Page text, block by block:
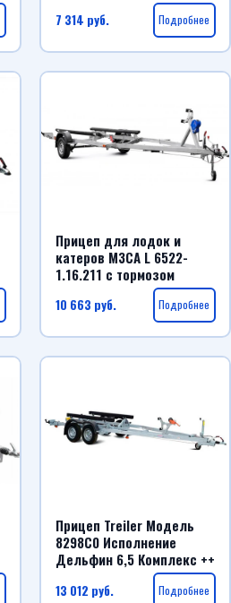
7 314 руб. Подробнее
Прицеп для лодок и
катеров МЗСА L 6522-
1.16.211 с тормозом
10 663 руб. Подробнее
Прицеп Treiler Модель
8298С0 Исполнение
Дельфин 6,5 Комплекс ++
13 012 руб. Подробнее